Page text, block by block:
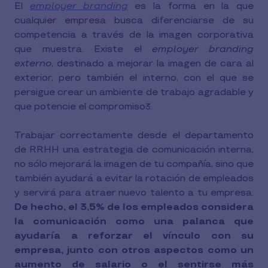
El employer branding es la forma en la que
cualquier empresa busca diferenciarse de su
competencia a través de la imagen corporativa
que muestra. Existe el employer branding
externo, destinado a mejorar la imagen de cara al
exterior, pero también el interno, con el que se
persigue crear un ambiente de trabajo agradable y
que potencie el compromiso3.
Trabajar correctamente desde el departamento
de RRHH una estrategia de comunicación interna,
no sólo mejorará la imagen de tu compañía, sino que
también ayudará a evitar la rotación de empleados
y servirá para atraer nuevo talento a tu empresa.
De hecho, el 3,5% de los empleados considera
la comunicación como una palanca que
ayudaría a reforzar el vínculo con su
empresa, junto con otros aspectos como un
aumento de salario o el sentirse más